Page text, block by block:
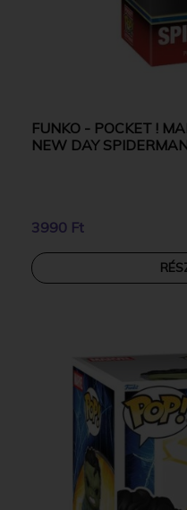
FUNKO - POCKET !
NEW DAY
3990 Ft